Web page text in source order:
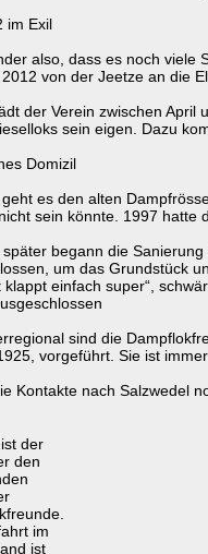
im Exil
also, dass es noch viele
von der Jeetze an die
der Verein zwischen April
sein eigen. Dazu
Domizil
es den alten
sein könnte. 1997 hatte
begann die
um das Grundstück
klappt einfach super“,
sind die
vorgeführt. Sie ist
Kontakte nach Salzwedel
der
den
im
ist